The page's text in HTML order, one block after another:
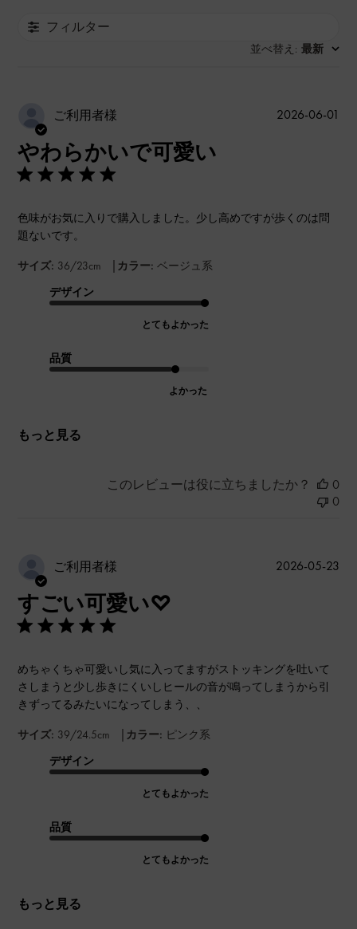
フィルター
並べ替え : 最新
ご利用者様
やわらかいで可愛い
色味がお気に入りで購入しました。少し高めですが歩くのは問
題ないです。
サイズ: 36/23cm | カラー: ベージュ系
デザイン
とてもよかった
品質
よかった
もっと見る
2026-06-01
このレビューは役に立ちましたか？
0
0
ご利用者様
すごい可愛い♡
めちゃくちゃ可愛いし気に入ってますがストッキングを吐いて
さしまうと少し歩きにくいしヒールの音が鳴ってしまうから引
きずってるみたいになってしまう、、
サイズ: 39/24.5cm | カラー: ピンク系
デザイン
とてもよかった
品質
とてもよかった
もっと見る
公
2026-05-23